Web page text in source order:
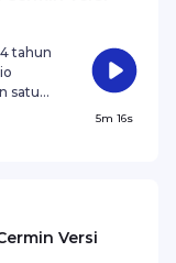
tahun
satu
5m 16s
Versi